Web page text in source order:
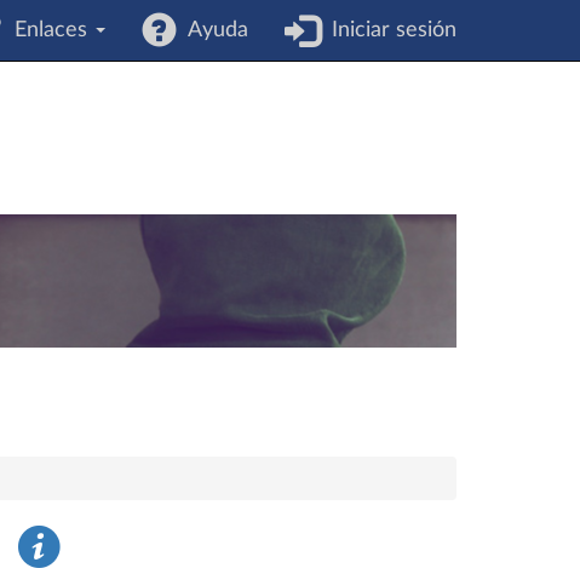
Enlaces Ayuda Iniciar sesión